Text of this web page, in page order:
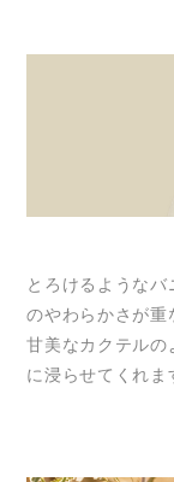
とろけるような
のやわらかさが重
甘美なカクテルの
に浸らせてくれま